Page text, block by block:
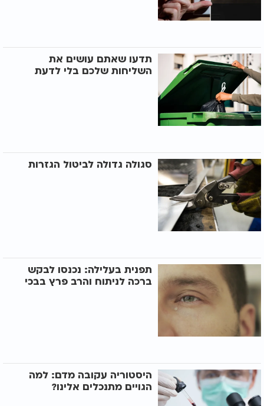
תדעו שאתם עושים את
השליחות שלכם בלי לדעת
סגולה גדולה לביטול הגזרות
תפנית בעלילה: נכנסו לבקש
ברכה לניתוח והרב פרץ בבכי
היסטוריה עקובה מדם: למה
הגויים מתנכלים אלינו?